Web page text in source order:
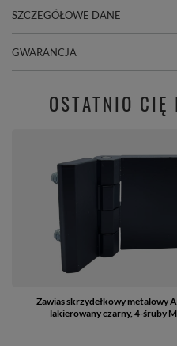
SZCZEGÓŁOWE DANE
GWARANCJA
OSTATNIO CIĘ
Zawias skrzydełkowy metalowy
lakierowany czarny, 4-śruby